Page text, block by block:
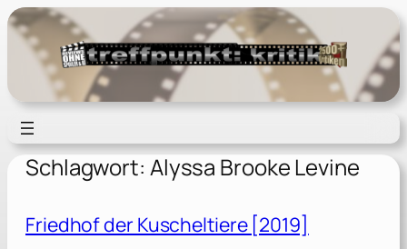
Zum
Inhalt
springen
Schlagwort: Alyssa Brooke Levine
Friedhof der Kuscheltiere [2019]